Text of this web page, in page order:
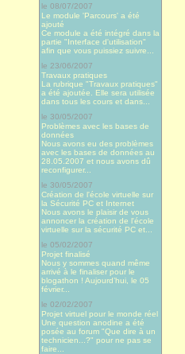
le 08/07/2007
Le module 'Parcours' a été
ajouté
Ce module a été intégré dans la
partie "Interface d'utilisation"
afin que vous puissiez suivre...
le 23/06/2007
Travaux pratiques
La rubrique "Travaux pratiques"
a été ajoutée. Elle sera utilisée
dans tous les cours et dans...
le 30/05/2007
Problèmes avec les bases de
données
Nous avons eu des problèmes
avec les bases de données au
28.05.2007 et nous avons dû
reconfigurer...
le 30/05/2007
Création de l'école virtuelle sur
la Sécurité PC et Internet
Nous avons le plaisir de vous
annoncer la création de l'école
virtuelle sur la sécurité PC et...
le 05/02/2007
Projet finalisé
Nous y sommes quand même
arrivé à le finaliser pour le
blogathon ! Aujourd’hui, le 05
février...
le 02/02/2007
Projet virtuel pour le monde réel
Une question anodine a été
posée au forum "Que dire à un
technicien...?" pour ne pas se
faire...